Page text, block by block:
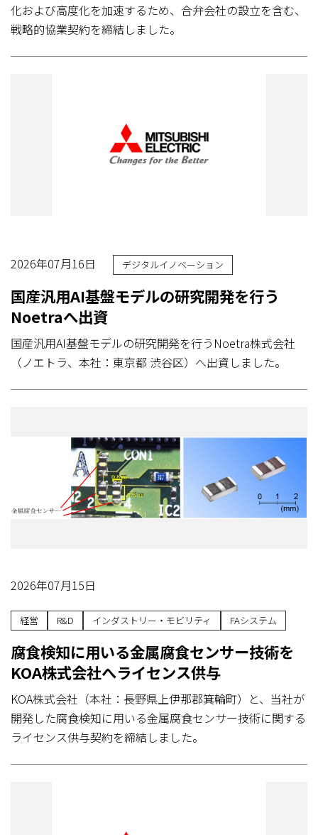
化および高度化を加速するため、合弁会社の設立を含む、
戦略的協業契約を締結しました。
2026年07月16日 デジタルイノベーション
国産汎用AI基盤モデルの研究開発を行う
Noetraへ出資
国産汎用AI基盤モデルの研究開発を行うNoetra株式会社
（ノエトラ、本社：東京都 渋谷区）へ出資しました。
2026年07月15日
経営 R&D インダストリー・モビリティ FAシステム
腐食検知に用いる金属腐食センサー技術を
KOA株式会社へライセンス供与
KOA株式会社（本社：長野県上伊那郡箕輪町）と、当社が
開発した腐食検知に用いる金属腐食センサー技術に関する
ライセンス供与契約を締結しました。